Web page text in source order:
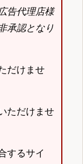
告代理店様
承認となり
だけませ
ただけませ
するサイ